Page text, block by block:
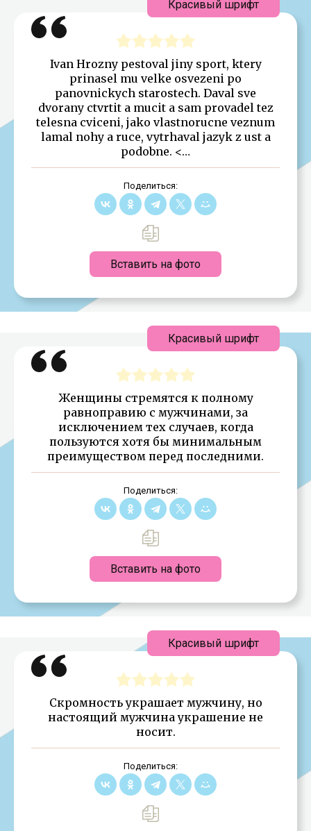
Ivan Hrozny pestoval jiny sport, ktery
prinasel mu velke osvezeni po
panovnickych starostech. Daval sve
dvorany ctvrtit a mucit a sam provadel tez
telesna cviceni, jako vlastnorucne veznum
lamal nohy a ruce, vytrhaval jazyk z ust a
podobne. <…
Поделиться:
Вставить на фото
Красивый шрифт
Женщины стремятся к полному
равноправию с мужчинами, за
исключением тех случаев, когда
пользуются хотя бы минимальным
преимуществом перед последними.
Поделиться:
Вставить на фото
Красивый шрифт
Скромность украшает мужчину, но
настоящий мужчина украшение не
носит.
Поделиться:
Красивый шрифт